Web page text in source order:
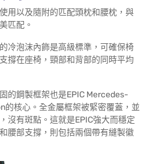
用以及隨附的匹配頭枕和腰枕，與
匹配。
冷泡沫內飾是高級標準，可確保椅
撐在座椅，頸部和背部的同時平均
的鋼製框架也是EPIC Mercedes-
的核心。全金屬框架被緊密覆蓋，並
沒有斑點。這就是EPIC強大而穩定
腰部支撐，則包括兩個帶有縫製徽